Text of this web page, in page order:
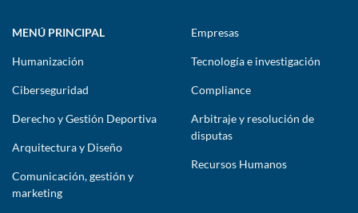
MENÚ PRINCIPAL
Humanización
Ciberseguridad
Derecho y Gestión Deportiva
Arquitectura y Diseño
Comunicación, gestión y
marketing
Empresas
Tecnología e investigación
Compliance
Arbitraje y resolución de
disputas
Recursos Humanos